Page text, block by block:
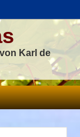
Karl de